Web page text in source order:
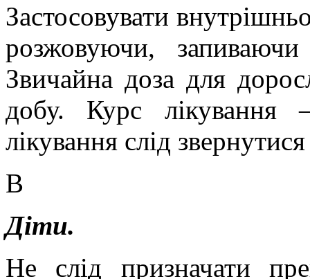
Застосовувати
розжовуючи,
Звичайна доза для
добу. Курс лікування
лікування слід
В
Діти.
Не слід призначати